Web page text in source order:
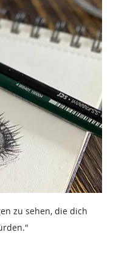
zu sehen, die dich